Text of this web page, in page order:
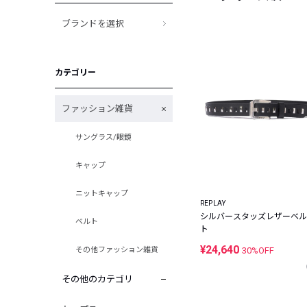
ブランドを選択
カテゴリー
ファッション雑貨
サングラス/眼鏡
キャップ
ニットキャップ
ベルト
その他ファッション雑貨
その他のカテゴリ
REPLAY
シルバースタッズレザーベル
ト
¥24,640 30%OFF